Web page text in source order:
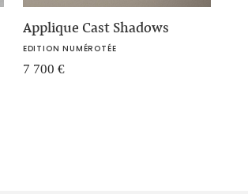
Applique Cast Shadows
EDITION NUMÉROTÉE
7 700 €